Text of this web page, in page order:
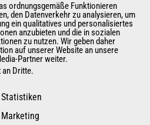
Lieferbedingungen
ordnungsgemäße Funktionieren
den Datenverkehr zu analysieren, um
ein qualitatives und personalisiertes
anzubieten und die in sozialen
zu nutzen. Wir geben daher
auf unserer Website an unsere
Partner weiter.
an Dritte.
Statistiken
Marketing